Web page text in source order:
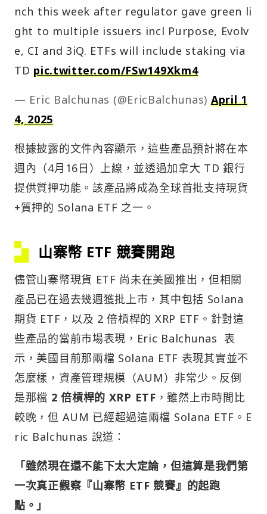
nch this week after regulator gave green li
ght to multiple issuers incl Purpose, Evolv
e, CI and 3iQ. ETFs will include staking via
TDpic.twitter.com/FSw149Xkm4
— Eric Balchunas (@EricBalchunas) April 1
4, 2025
根據披露的文件內容顯示，這些產品預計將在本
週內（4月16日）上線，並透過加拿大 TD 銀行
提供質押功能。該產品將成為全球首批支持現貨
+質押的 Solana ETF 之一。
山寨幣 ETF 競賽開跑
儘管山寨幣現貨 ETF 尚未在美國推出，但相關
產品已在過去幾週獲批上市，其中包括 Solana
期貨 ETF，以及 2 倍槓桿的 XRP ETF。針對這
些產品的當前市場表現，Eric Balchunas 表
示，美國目前那兩檔 Solana ETF 表現其實並不
怎麼樣，資產管理規模（AUM）非常少。反倒
是那檔 2 倍槓桿的 XRP ETF ，雖然上市時間比
較晚，但 AUM 已經超過這兩檔 Solana ETF。E
ric Balchunas 說道：
「雖然現在還不能下太大定論，但這算是我們第
一次真正觀察『山寨幣 ETF 競賽』的起跑
點。」